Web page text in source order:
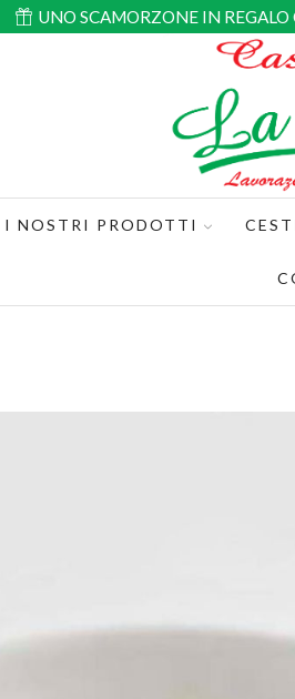
UNO SCAMORZONE IN
I NOSTRI PRODOTTI